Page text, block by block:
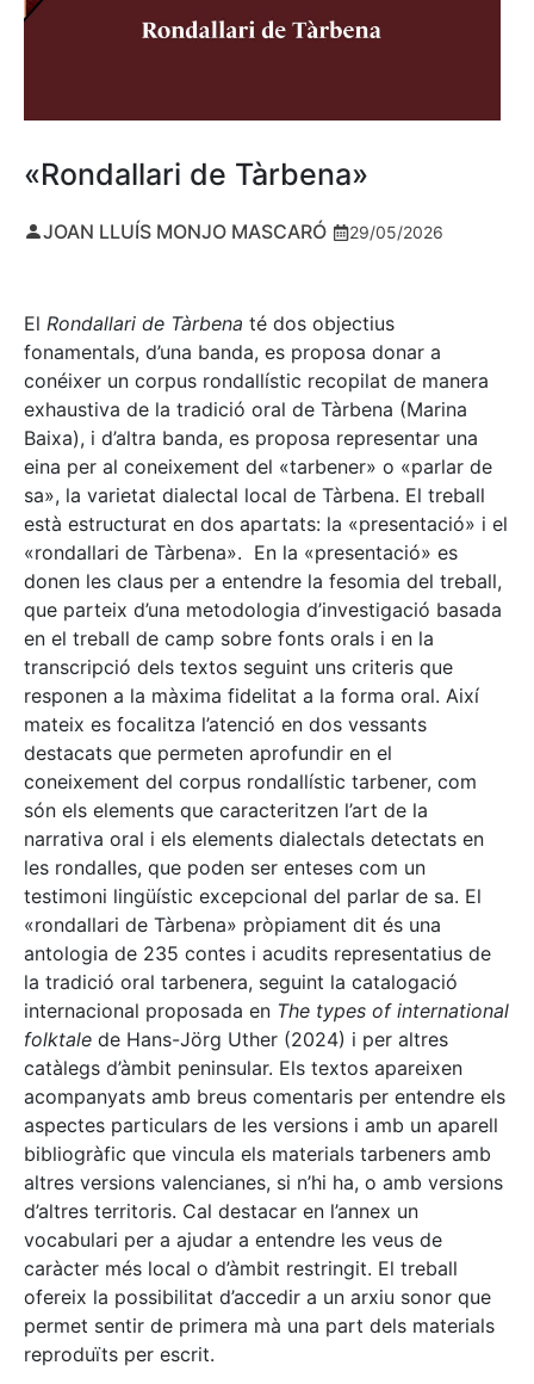
«Rondallari de Tàrbena»
JOAN LLUÍS MONJO MASCARÓ 29/05/2026
El Rondallari de Tàrbena té dos objectius
fonamentals, d’una banda, es proposa donar a
conéixer un corpus rondallístic recopilat de manera
exhaustiva de la tradició oral de Tàrbena (Marina
Baixa), i d’altra banda, es proposa representar una
eina per al coneixement del «tarbener» o «parlar de
sa», la varietat dialectal local de Tàrbena. El treball
està estructurat en dos apartats: la «presentació» i el
«rondallari de Tàrbena». En la «presentació» es
donen les claus per a entendre la fesomia del treball,
que parteix d’una metodologia d’investigació basada
en el treball de camp sobre fonts orals i en la
transcripció dels textos seguint uns criteris que
responen a la màxima fidelitat a la forma oral. Així
mateix es focalitza l’atenció en dos vessants
destacats que permeten aprofundir en el
coneixement del corpus rondallístic tarbener, com
són els elements que caracteritzen l’art de la
narrativa oral i els elements dialectals detectats en
les rondalles, que poden ser enteses com un
testimoni lingüístic excepcional del parlar de sa. El
«rondallari de Tàrbena» pròpiament dit és una
antologia de 235 contes i acudits representatius de
la tradició oral tarbenera, seguint la catalogació
internacional proposada en The types of international
folktale de Hans-Jörg Uther (2024) i per altres
catàlegs d’àmbit peninsular. Els textos apareixen
acompanyats amb breus comentaris per entendre els
aspectes particulars de les versions i amb un aparell
bibliogràfic que vincula els materials tarbeners amb
altres versions valencianes, si n’hi ha, o amb versions
d’altres territoris. Cal destacar en l’annex un
vocabulari per a ajudar a entendre les veus de
caràcter més local o d’àmbit restringit. El treball
ofereix la possibilitat d’accedir a un arxiu sonor que
permet sentir de primera mà una part dels materials
reproduïts per escrit.